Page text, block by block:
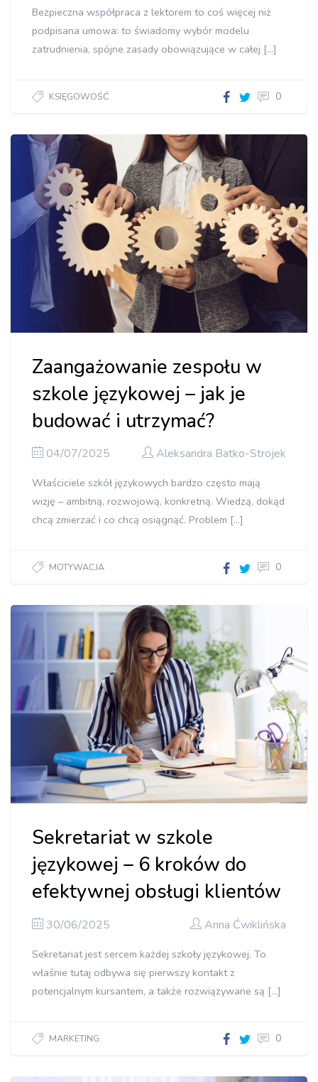
Bezpieczna współpraca z lektorem to coś więcej niż
podpisana umowa: to świadomy wybór modelu
zatrudnienia, spójne zasady obowiązujące w całej […]
KSIĘGOWOŚĆ 0
Zaangażowanie zespołu w
szkole językowej – jak je
budować i utrzymać?
04/07/2025 Aleksandra Batko-Strojek
Właściciele szkół językowych bardzo często mają
wizję – ambitną, rozwojową, konkretną. Wiedzą, dokąd
chcą zmierzać i co chcą osiągnąć. Problem […]
MOTYWACJA 0
Sekretariat w szkole
językowej – 6 kroków do
efektywnej obsługi klientów
30/06/2025 Anna Ćwiklińska
Sekretariat jest sercem każdej szkoły językowej. To
właśnie tutaj odbywa się pierwszy kontakt z
potencjalnym kursantem, a także rozwiązywane są […]
MARKETING 0